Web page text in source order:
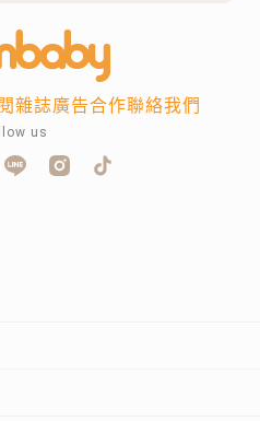
雜誌廣告合作聯絡我們
us